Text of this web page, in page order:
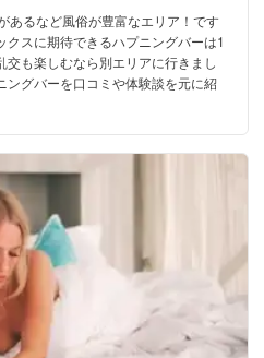
あるなど風俗が豊富なエリア！です
スに期待できるハプニングバーは1
も楽しむなら別エリアに行きまし
ングバーを口コミや体験談を元に紹